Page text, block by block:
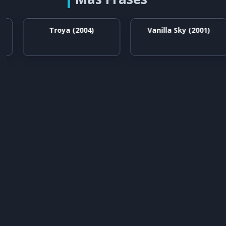
Troya (2004) Vanilla Sky (2001)